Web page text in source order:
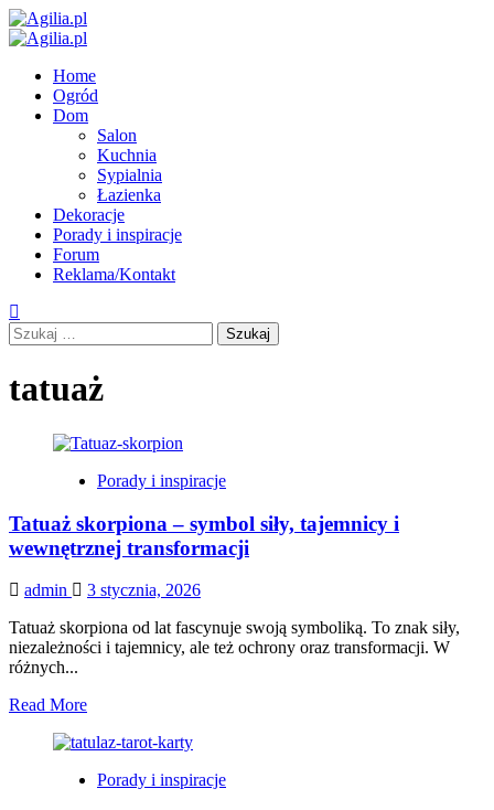
Skip
to
Primary
Home
Ogród
Dom
Salon
Kuchnia
Sypialnia
Łazienka
Dekoracje
Porady i inspiracje
Forum
Reklama/Kontakt
Szukaj:
tatuaż
Porady i inspiracje
Tatuaż skorpiona – symbol siły, tajemnicy i
wewnętrznej transformacji
admin
3 stycznia, 2026
Tatuaż skorpiona od lat fascynuje swoją symboliką. To znak siły,
niezależności i tajemnicy, ale też ochrony oraz transformacji. W
różnych...
Read MoreRead
about
skorpiona
Porady i inspiracje